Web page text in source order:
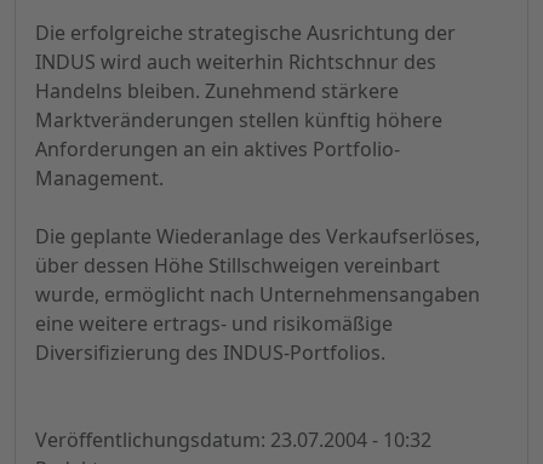
Die erfolgreiche strategische Ausrichtung der
INDUS wird auch weiterhin Richtschnur des
Handelns bleiben. Zunehmend stärkere
Marktveränderungen stellen künftig höhere
Anforderungen an ein aktives Portfolio-
Management.
Die geplante Wiederanlage des Verkaufserlöses,
über dessen Höhe Stillschweigen vereinbart
wurde, ermöglicht nach Unternehmensangaben
eine weitere ertrags- und risikomäßige
Diversifizierung des INDUS-Portfolios.
Veröffentlichungsdatum: 23.07.2004 - 10:32